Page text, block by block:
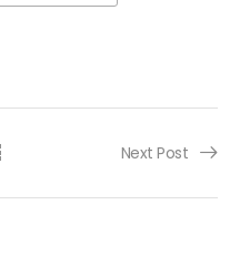
Next Post